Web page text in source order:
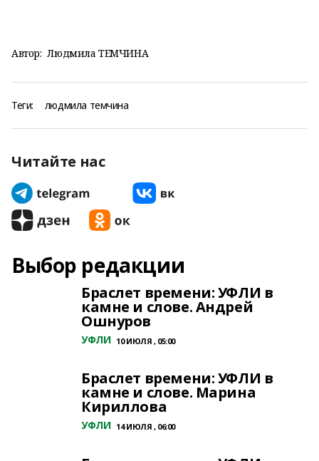
Автор: Людмила ТЕМЧИНА
Теги: людмила темчина
Читайте нас
Выбор редакции
Браслет времени: УФЛИ в
камне и слове. Андрей
Ошнуров
УФЛИ 10 ИЮЛЯ , 05:00
Браслет времени: УФЛИ в
камне и слове. Марина
Кириллова
УФЛИ 14 ИЮЛЯ , 06:00